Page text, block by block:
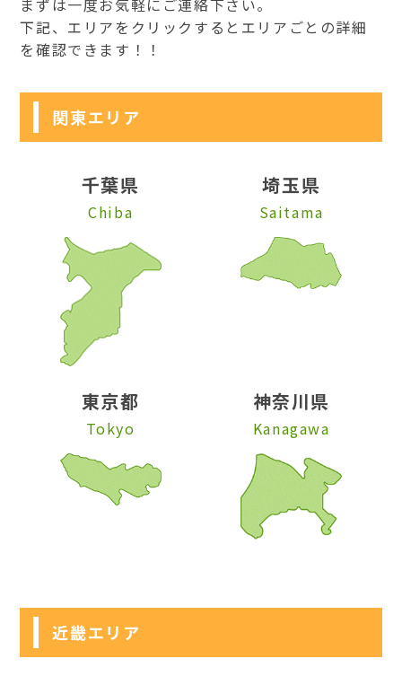
まずは一度お気軽にご連絡下さい。
下記、エリアをクリックするとエリアごとの詳細
を確認できます！！
関東エリア
千葉県
Chiba
埼玉県
Saitama
東京都
Tokyo
神奈川県
Kanagawa
近畿エリア